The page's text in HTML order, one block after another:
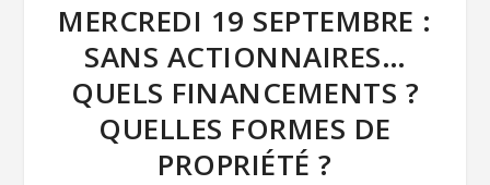
MERCREDI 19 SEPTEMBRE :
SANS ACTIONNAIRES…
QUELS FINANCEMENTS ?
QUELLES FORMES DE
PROPRIÉTÉ ?